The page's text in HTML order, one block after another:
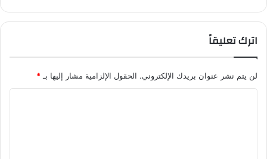
اترك تعليقاً
لن يتم نشر عنوان بريدك الإلكتروني. الحقول الإلزامية مشار إليها بـ *